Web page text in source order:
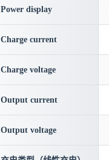
Power display
Charge current
Charge voltage
Output current
Output voltage